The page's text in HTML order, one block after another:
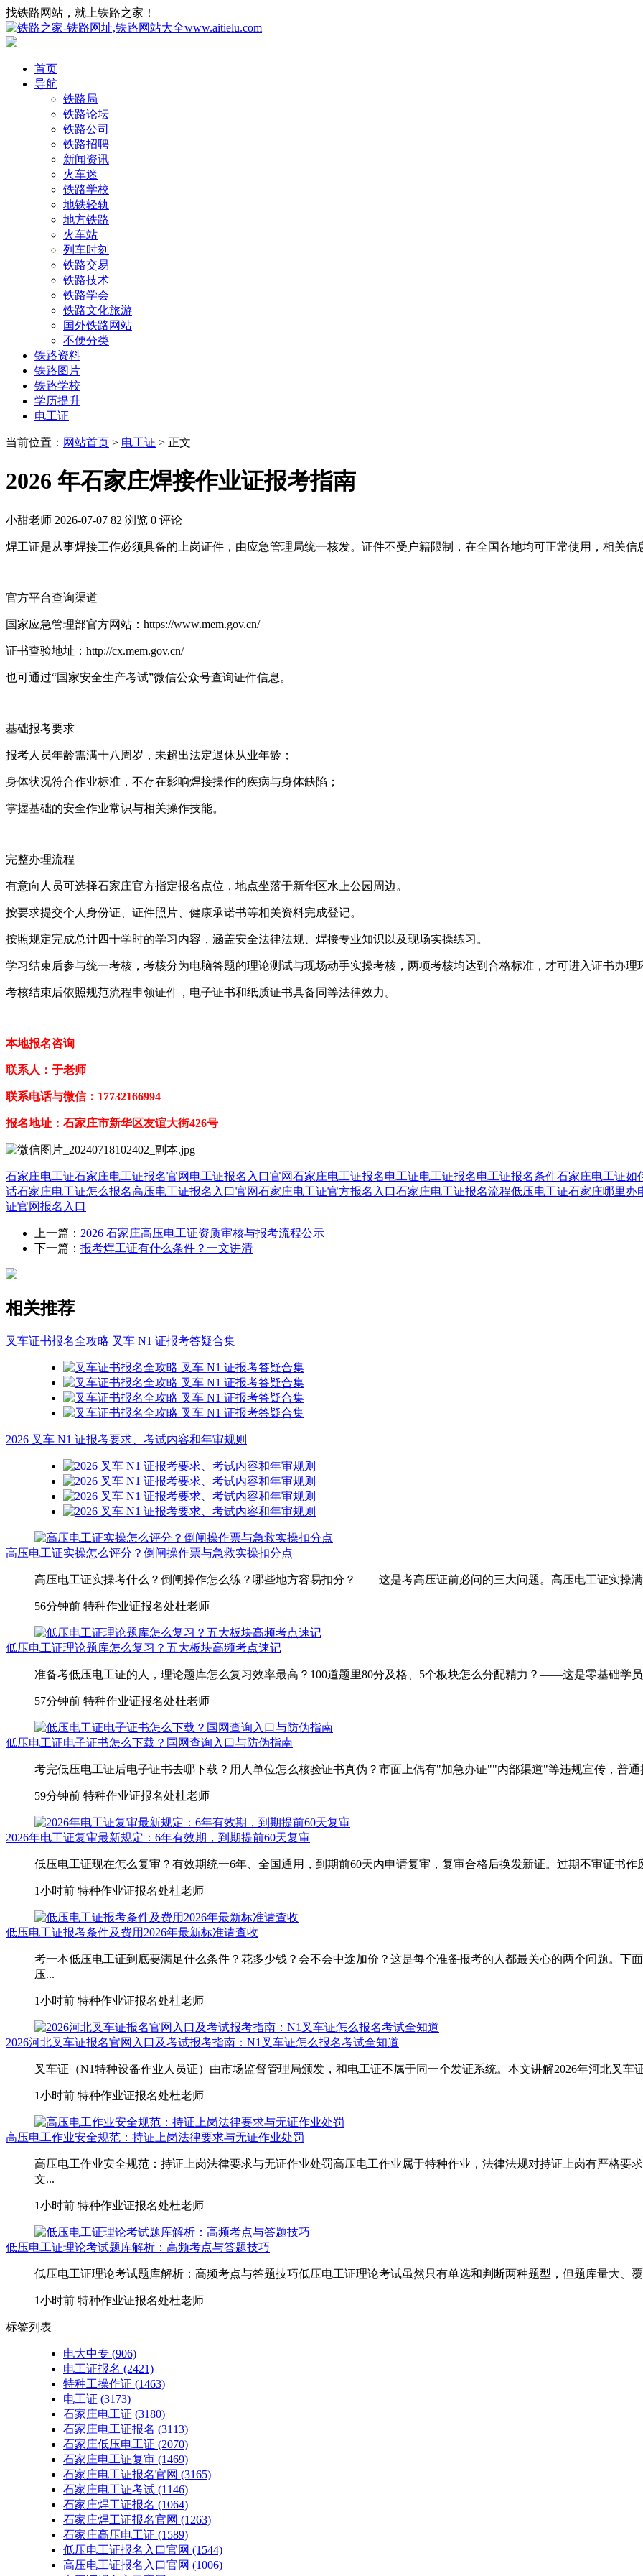
找铁路网站，就上铁路之家！
首页
导航
铁路局
铁路论坛
铁路公司
铁路招聘
新闻资讯
火车迷
铁路学校
地铁轻轨
地方铁路
火车站
列车时刻
铁路交易
铁路技术
铁路学会
铁路文化旅游
国外铁路网站
不便分类
铁路资料
铁路图片
铁路学校
学历提升
电工证
当前位置： 网站首页 > 电工证 > 正文
2026 年石家庄焊接作业证报考指南
小甜老师 2026-07-07 82 浏览 0 评论
焊工证是从事焊接工作必须具备的上岗证件，由应急管理局统一核发。证件不受户籍限制，在全国各地均可正常使用，相关信
官方平台查询渠道
国家应急管理部官方网站：https://www.mem.gov.cn/
证书查验地址：http://cx.mem.gov.cn/
也可通过“国家安全生产考试”微信公众号查询证件信息。
基础报考要求
报考人员年龄需满十八周岁，未超出法定退休从业年龄；
身体状况符合作业标准，不存在影响焊接操作的疾病与身体缺陷；
掌握基础的安全作业常识与相关操作技能。
完整办理流程
有意向人员可选择石家庄官方指定报名点位，地点坐落于新华区水上公园周边。
按要求提交个人身份证、证件照片、健康承诺书等相关资料完成登记。
按照规定完成总计四十学时的学习内容，涵盖安全法律法规、焊接专业知识以及现场实操练习。
学习结束后参与统一考核，考核分为电脑答题的理论测试与现场动手实操考核，两项考核均达到合格标准，才可进入证书办理
考核结束后依照规范流程申领证件，电子证书和纸质证书具备同等法律效力。
本地报名咨询
联系人：于老师
联系电话与微信：17732166994
报名地址：石家庄市新华区友谊大街426号
石家庄电工证石家庄电工证报名官网 电工证报名入口官网石家庄电工证报名电工证电工证报名电工证报名条件石家庄电工证如
话石家庄电工证怎么报名高压电工证报名入口官网石家庄电工证官方报名入口石家庄电工证报名流程低压电工证石家庄哪里办
证官网报名入口
上一篇： 2026 石家庄高压电工证资质审核与报考流程公示
下一篇： 报考焊工证有什么条件？一文讲清
相关推荐
叉车证书报名全攻略 叉车 N1 证报考答疑合集
2026 叉车 N1 证报考要求、考试内容和年审规则
高压电工证实操怎么评分？倒闸操作票与急救实操扣分点
高压电工证实操考什么？倒闸操作怎么练？哪些地方容易扣分？——这是考高压证前必问的三大问题。高压电工证实操
56分钟前 特种作业证报名处杜老师
低压电工证理论题库怎么复习？五大板块高频考点速记
准备考低压电工证的人，理论题库怎么复习效率最高？100道题里80分及格、5个板块怎么分配精力？——这是零基础学
57分钟前 特种作业证报名处杜老师
低压电工证电子证书怎么下载？国网查询入口与防伪指南
考完低压电工证后电子证书去哪下载？用人单位怎么核验证书真伪？市面上偶有"加急办证""内部渠道"等违规宣传，普
59分钟前 特种作业证报名处杜老师
2026年电工证复审最新规定：6年有效期，到期提前60天复审
低压电工证现在怎么复审？有效期统一6年、全国通用，到期前60天内申请复审，复审合格后换发新证。过期不审证书
1小时前 特种作业证报名处杜老师
低压电工证报考条件及费用2026年最新标准请查收
考一本低压电工证到底要满足什么条件？花多少钱？会不会中途加价？这是每个准备报考的人都最关心的两个问题。下
压...
1小时前 特种作业证报名处杜老师
2026河北叉车证报名官网入口及考试报考指南：N1叉车证怎么报名考试全知道
叉车证（N1特种设备作业人员证）由市场监督管理局颁发，和电工证不属于同一个发证系统。本文讲解2026年河北叉
1小时前 特种作业证报名处杜老师
高压电工作业安全规范：持证上岗法律要求与无证作业处罚
高压电工作业安全规范：持证上岗法律要求与无证作业处罚高压电工作业属于特种作业，法律法规对持证上岗有严格要
文...
1小时前 特种作业证报名处杜老师
低压电工证理论考试题库解析：高频考点与答题技巧
低压电工证理论考试题库解析：高频考点与答题技巧低压电工证理论考试虽然只有单选和判断两种题型，但题库量大、
1小时前 特种作业证报名处杜老师
标签列表
电大中专 (906)
电工证报名 (2421)
特种工操作证 (1463)
电工证 (3173)
石家庄电工证 (3180)
石家庄电工证报名 (3113)
石家庄低压电工证 (2070)
石家庄电工证复审 (1469)
石家庄电工证报名官网 (3165)
石家庄电工证考试 (1146)
石家庄焊工证报名 (1064)
石家庄焊工证报名官网 (1263)
石家庄高压电工证 (1589)
低压电工证报名入口官网 (1544)
高压电工证报名入口官网 (1006)